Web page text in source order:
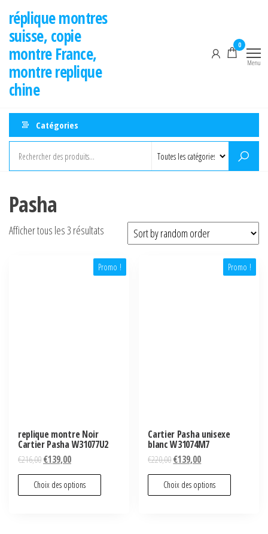
contenu
réplique montres
suisse, copie
montre France,
montre replique
chine
0
Menu
Catégories
Pasha
Afficher tous les 3 résultats
Promo !
replique montre Noir
Cartier Pasha W31077U2
€216,00€139,00
Choix des options
Promo !
Cartier Pasha unisexe
blanc W31074M7
€220,00€139,00
Choix des options